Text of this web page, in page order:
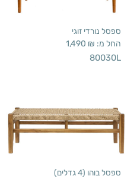
ספסל נורדי זוגי
החל מ: 1,490 ₪
80030L
ספסל בוהו (4 גדלים)